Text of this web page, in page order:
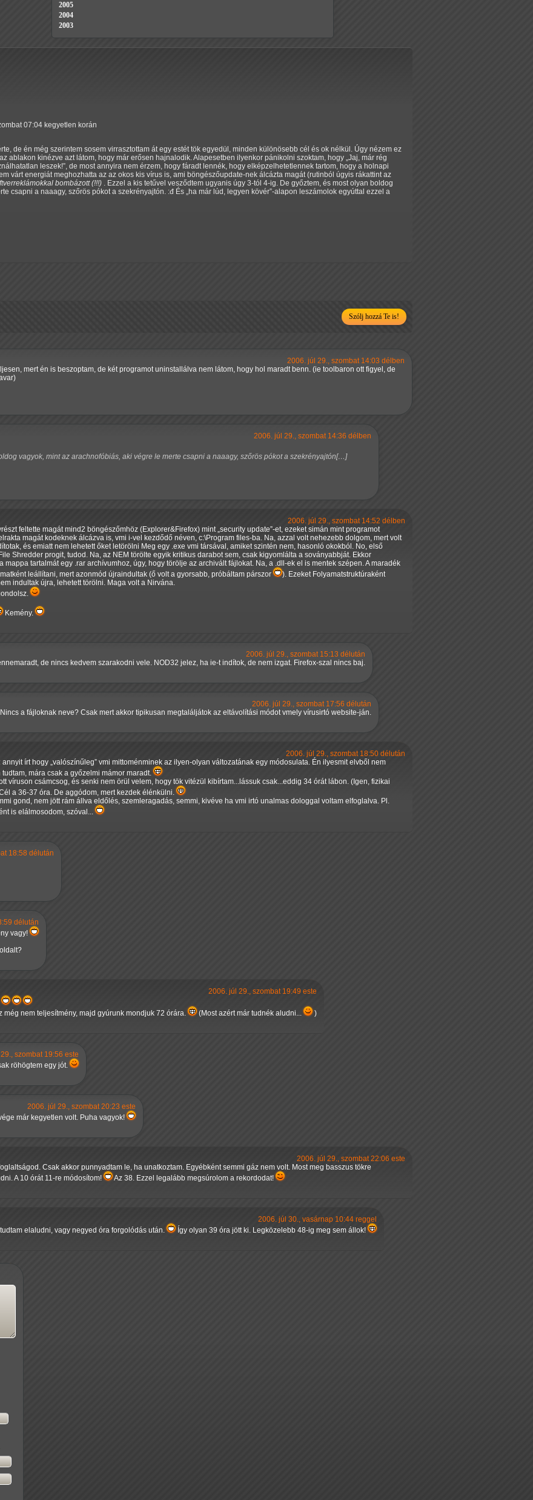
07:04 kegyetlen korán
de én még szerintem sosem virrasztottam át egy estét tök egyedül, minden különösebb cél és ok nélkül. Úgy nézem ez
ablakon kinézve azt látom, hogy már erősen hajnalodik. Alapesetben ilyenkor pánikolni szoktam, hogy Jaj, már rég
leszek!
, de most annyira nem érzem, hogy fáradt lennék, hogy elképzelhetetlennek tartom, hogy a holnapi
várt energiát meghozhatta az az okos kis vírus is, ami böngészőupdate-nek álcázta magát (rutinból úgyis rákattint az
bombázott (!!!)
. Ezzel a kis tetűvel vesződtem ugyanis úgy 3-tól 4-ig. De győztem, és most olyan boldog
csapni a naaagy, szőrös pókot a szekrényajtón. :đ És ha már lúd, legyen kövér -alapon leszámolok egyúttal ezzel a
Szólj hozzá Te is!
2006. júl 29., szombat 14:03 délben
mert én is beszoptam, de két programot uninstallálva nem látom, hogy hol maradt benn. (ie toolbaron ott figyel, de
2006. júl 29., szombat 14:36 délben
vagyok, mint az arachnofóbiás, aki végre le merte csapni a naaagy, szőrös pókot a szekrényajtón[…]
2006. júl 29., szombat 14:52 délben
feltette magát mind2 böngészőmhöz (Explorer&Firefox) mint security update -et, ezeket simán mint programot
magát kodeknek álcázva is, vmi i-vel kezdődő néven, c:\Program files-ba. Na, azzal volt nehezebb dolgom, mert volt
és emiatt nem lehetett őket letörölni Meg egy .exe vmi társával, amiket szintén nem, hasonló okokból. No, első
Shredder progit, tudod. Na, az NEM törölte egyik kritikus darabot sem, csak kigyomlálta a soványabbját. Ekkor
mappa tartalmát egy .rar archívumhoz, úgy, hogy törölje az archivált fájlokat. Na, a .dll-ek el is mentek szépen. A maradék
leállítani, mert azonmód újraindultak (ő volt a gyorsabb, próbáltam párszor
). Ezeket Folyamatstruktúraként
indultak újra, lehetett törölni. Maga volt a Nirvána.
Kemény.
2006. júl 29., szombat 15:13 délután
de nincs kedvem szarakodni vele. NOD32 jelez, ha ie-t indítok, de nem izgat. Firefox-szal nincs baj.
2006. júl 29., szombat 17:56 délután
a fájloknak neve? Csak mert akkor tipikusan megtaláljátok az eltávolítási módot vmely vírusirtó website-ján.
2006. júl 29., szombat 18:50 délután
annyit írt hogy valószínűleg vmi mittoménminek az ilyen-olyan változatának egy módosulata. Én ilyesmit elvből nem
mára csak a győzelmi mámor maradt.
víruson csámcsog, és senki nem örül velem, hogy tök vitézül kibírtam...lássuk csak...eddig 34 órát lábon. (Igen, fizikai
a 36-37 óra. De aggódom, mert kezdek élénkülni.
gond, nem jött rám állva eldőlés, szemleragadás, semmi, kivéve ha vmi irtó unalmas dologgal voltam elfoglalva. Pl.
is elálmosodom, szóval...
18:58 délután
délután
vagy!
2006. júl 29., szombat 19:49 este
még nem teljesítmény, majd gyúrunk mondjuk 72 órára. (Most azért már tudnék aludni...
)
szombat 19:56 este
röhögtem egy jót.
2006. júl 29., szombat 20:23 este
már kegyetlen volt. Puha vagyok!
2006. júl 29., szombat 22:06 este
Csak akkor punnyadtam le, ha unatkoztam. Egyébként semmi gáz nem volt. Most meg basszus tökre
A 10 órát 11-re módosítom!
Az 38. Ezzel legalább megsúrolom a rekordodat!
2006. júl 30., vasárnap 10:44 reggel
elaludni, vagy negyed óra forgolódás után.
Így olyan 39 óra jött ki. Legközelebb 48-ig meg sem állok!
2005
2004
2003